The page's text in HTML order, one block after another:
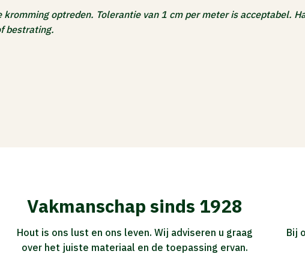
optreden. Tolerantie van 1 cm per meter is acceptabel.
bestrating.
Vakmanschap sinds 1928
Hout is ons lust en ons leven. Wij adviseren u graag
over het juiste materiaal en de toepassing ervan.
Bij